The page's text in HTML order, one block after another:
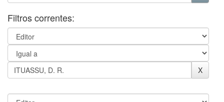
Filtros correntes: